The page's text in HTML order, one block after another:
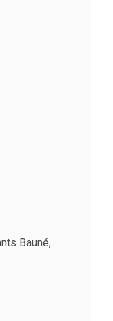
Bauné,